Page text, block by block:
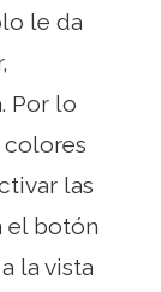
le da
Por lo
colores
las
el botón
la vista